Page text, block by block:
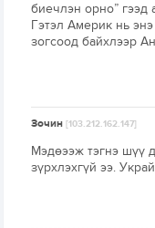
биечлэн орно” гээд
Гэтэл Америк нь
зогсоод байхлээр
Зочин[103.212.162.147]
Мэдөээж тэгнэ шүү
зүрхлэхгүй ээ.